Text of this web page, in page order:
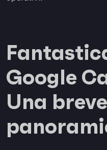
Google
Una breve